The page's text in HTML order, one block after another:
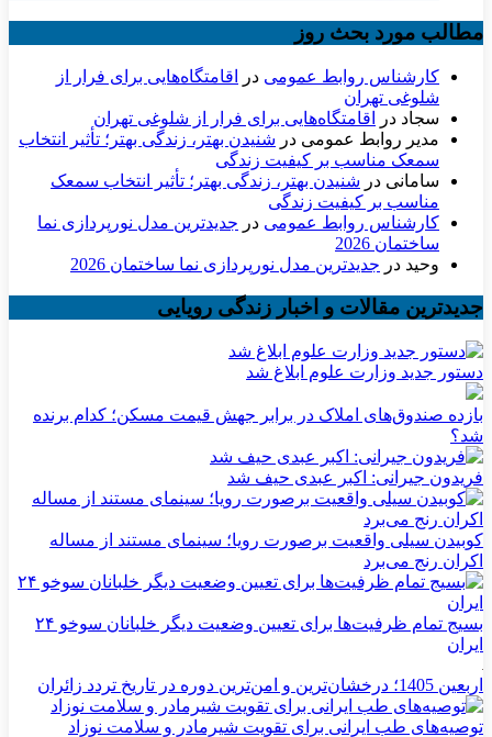
مطالب مورد بحث روز
کارشناس روابط عمومی در
اقامتگاه‌هایی برای فرار از
شلوغی تهران
سجاد در
اقامتگاه‌هایی برای فرار از شلوغی تهران
مدیر روابط عمومی در شنیدن بهتر، زندگی بهتر؛ تأثیر انتخاب
سمعک مناسب بر کیفیت زندگی
سامانی در شنیدن بهتر، زندگی بهتر؛ تأثیر انتخاب سمعک
مناسب بر کیفیت زندگی
کارشناس روابط عمومی در جدیدترین مدل نورپردازی نما
ساختمان 2026
وحید در جدیدترین مدل نورپردازی نما ساختمان 2026
جدیدترین مقالات و اخبار زندگی رویایی
دستور جدید وزارت علوم ابلاغ شد
بازده صندوق‌های املاک در برابر جهش قیمت مسکن؛ کدام برنده
شد؟
فریدون جیرانی: اکبر عبدی حیف شد
کوبیدن سیلی واقعیت برصورت رویا؛ سینمای مستند از مساله
اکران رنج می‌برد
بسیج تمام ظرفیت‌ها برای تعیین وضعیت دیگر خلبانان سوخو ۲۴
ایران
اربعین 1405؛ درخشان‌ترین و امن‌ترین دوره در تاریخ تردد زائران
توصیه‌های طب ایرانی برای تقویت شیرمادر و سلامت نوزاد